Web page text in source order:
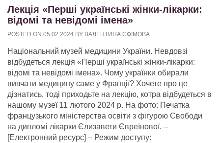
Лекція «Перші українські жінки-лікарки:
відомі та невідомі імена»
POSTED ON 05.02.2024 BY ВАЛЕНТИНА ЄФІМОВА
Національний музей медицини України. Невдовзі
відбудеться лекція «Перші українські жінки-лікарки:
відомі та невідомі імена». Чому українки обирали
вивчати медицину саме у Франції? Хочете про це
дізнатись, тоді приходьте на лекцію, котра відбудеться в
нашому музеї 11 лютого 2024 р. На фото: Печатка
французького міністерства освіти з фігурою Свободи
на дипломі лікарки Єлизавети Євреїнової. –
[Електронний ресурс] – Режим доступу: